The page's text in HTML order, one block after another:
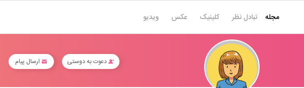
مجله تبادل نظر کلینیک عکس ویدیو
دعوت به دوستی ارسال پیام